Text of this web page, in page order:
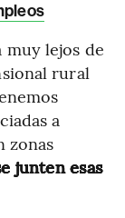
muy lejos de
rural
a
zonas
junten esas